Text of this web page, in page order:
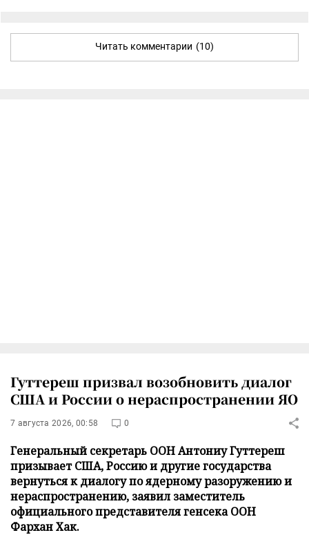
Читать комментарии (10)
Гуттереш призвал возобновить диалог
США и России о нераспространении ЯО
7 августа 2026, 00:58 0
Генеральный секретарь ООН Антониу Гуттереш
призывает США, Россию и другие государства
вернутьcя к диалогу по ядерному разоружению и
нераспространению, заявил заместитель
официального представителя генсека ООН
Фархан Хак.